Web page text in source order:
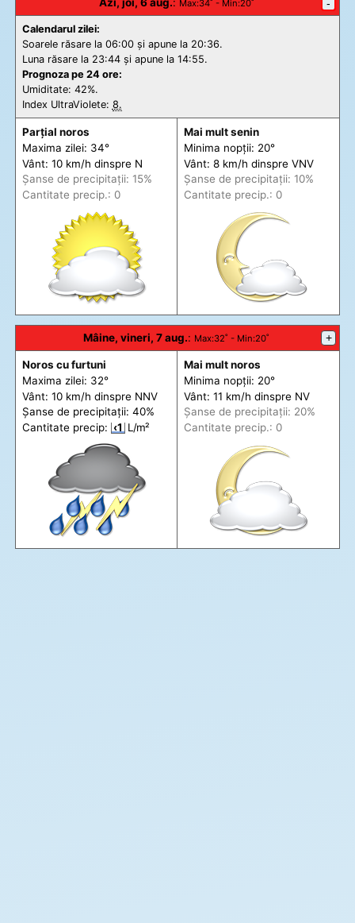
Max:34˚ - Min:20˚ -
Calendarul zilei:
Soarele răsare la 06:00 și apune la 20:36.
Luna răsare la 23:44 și apune la 14:55.
Prognoza pe 24 ore:
Umiditate: 42%.
Index UltraViolete: 8.
Parțial noros
Maxima zilei: 34°
Vânt: 10 km/h dinspre N
Șanse de precipitații: 15%
Cantitate precip.: 0
Mai mult senin
Minima nopții: 20°
Vânt: 8 km/h dinspre VNV
Șanse de precipitații: 10%
Cantitate precip.: 0
Mâine, vineri, 7 aug.: Max:32˚ - Min:20˚ +
Noros cu furtuni
Maxima zilei: 32°
Vânt: 10 km/h dinspre NNV
Șanse de precipitații: 40%
Cantitate precip: ‹1 L/m²
Mai mult noros
Minima nopții: 20°
Vânt: 11 km/h dinspre NV
Șanse de precipitații: 20%
Cantitate precip.: 0